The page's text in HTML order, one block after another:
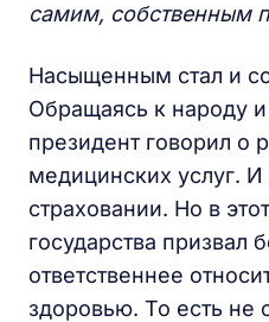
самим, собственным
Насыщенным стал и
Обращаясь к народу
президент говорил о
медицинских услуг.
страховании. Но в
государства призвал
ответственнее
здоровью. То есть не